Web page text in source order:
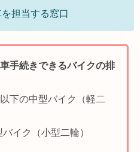
担当する窓口
手続きできるバイクの排
下の中型バイク（軽二
イク（小型二輪）